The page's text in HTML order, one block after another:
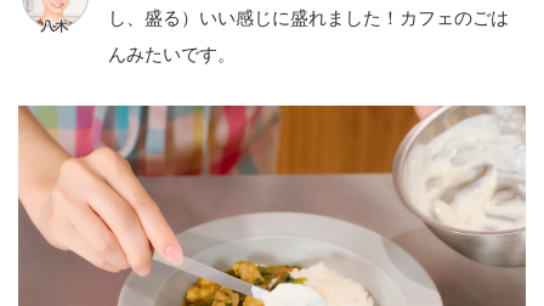
し、盛る）いい感じに盛れました！カフェのごは
んみたいです。